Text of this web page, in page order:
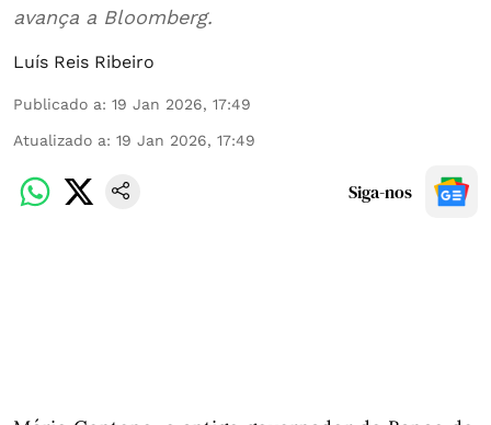
avança a Bloomberg.
Luís Reis Ribeiro
Publicado a: 19 Jan 2026, 17:49
Atualizado a: 19 Jan 2026, 17:49
Siga-nos